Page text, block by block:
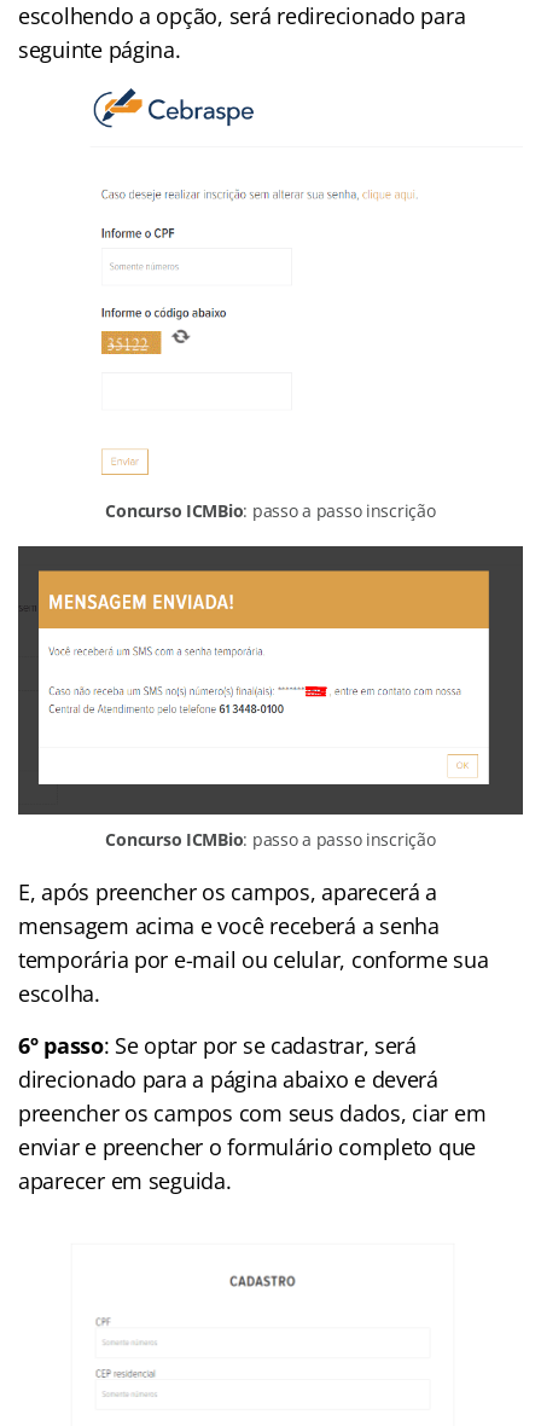
escolhendo a opção, será redirecionado para
seguinte página.
Concurso ICMBio: passo a passo inscrição
Concurso ICMBio: passo a passo inscrição
E, após preencher os campos, aparecerá a
mensagem acima e você receberá a senha
temporária por e-mail ou celular, conforme sua
escolha.
6º passo: Se optar por se cadastrar, será
direcionado para a página abaixo e deverá
preencher os campos com seus dados, ciar em
enviar e preencher o formulário completo que
aparecer em seguida.